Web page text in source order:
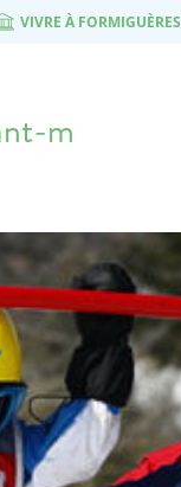
VIVRE À FORMIGUÈRES
m